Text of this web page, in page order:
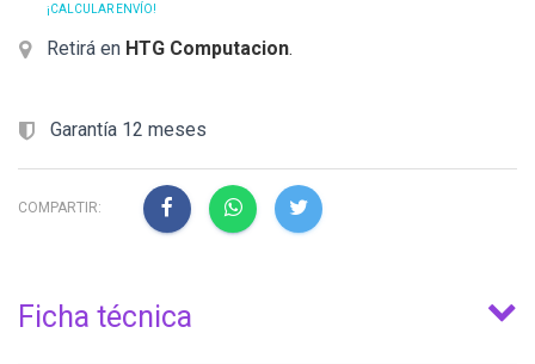
¡CALCULAR ENVÍO!
Retirá en HTG Computacion.
Garantía 12 meses
COMPARTIR:
Ficha técnica